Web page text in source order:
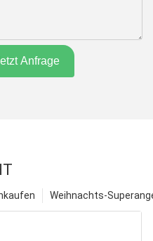
Anfrage
Weihnachts-